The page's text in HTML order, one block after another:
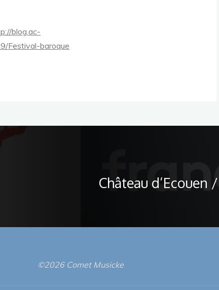
blog.ac-
Festival-baroque
Château
©2026 Comet Musicke